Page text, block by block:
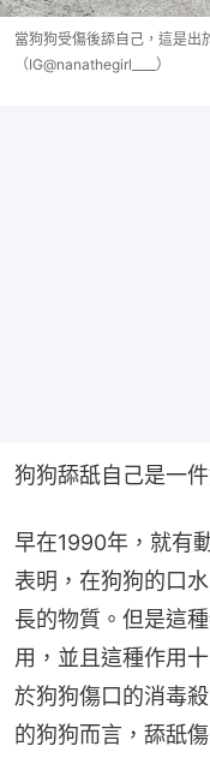
當狗狗受傷後舔自己，這是出
（IG@nanathegirl____）
狗狗舔舐自己是一
早在1990年，就有
表明，在狗狗的口
長的物質。但是這
用，並且這種作用
於狗狗傷口的消毒
的狗狗而言，舔舐